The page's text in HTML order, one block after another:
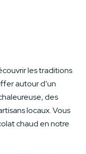
les traditions
autour d’un
des
locaux. Vous
chaud en notre